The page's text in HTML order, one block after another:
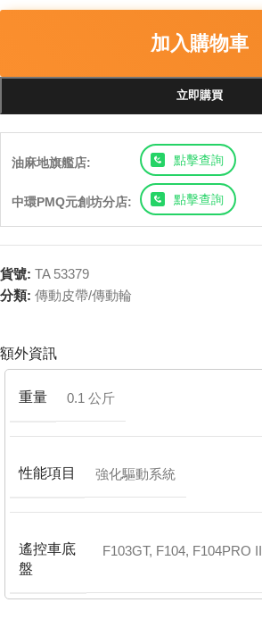
加入購物車
立即購買
油麻地旗艦店: 點擊查詢
中環PMQ元創坊分店: 點擊查詢
貨號: TA 53379
分類: 傳動皮帶/傳動輪
額外資訊
重量 0.1 公斤
性能項目 強化驅動系統
遙控車底
盤
F103GT, F104, F104PRO II